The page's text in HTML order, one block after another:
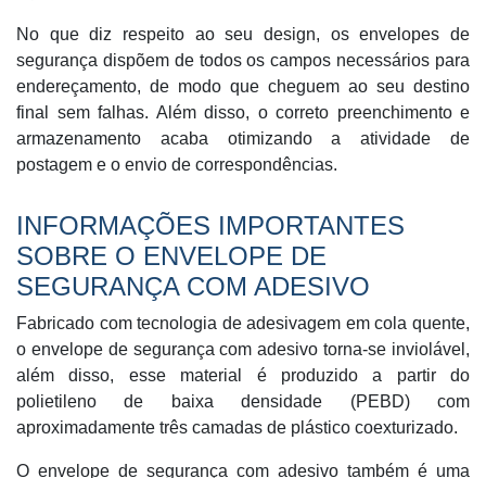
No que diz respeito ao seu design, os envelopes de
segurança dispõem de todos os campos necessários para
endereçamento, de modo que cheguem ao seu destino
final sem falhas. Além disso, o correto preenchimento e
armazenamento acaba otimizando a atividade de
postagem e o envio de correspondências.
INFORMAÇÕES IMPORTANTES
SOBRE O ENVELOPE DE
SEGURANÇA COM ADESIVO
Fabricado com tecnologia de adesivagem em cola quente,
o envelope de segurança com adesivo torna-se inviolável,
além disso, esse material é produzido a partir do
polietileno de baixa densidade (PEBD) com
aproximadamente três camadas de plástico coexturizado.
O envelope de segurança com adesivo também é uma